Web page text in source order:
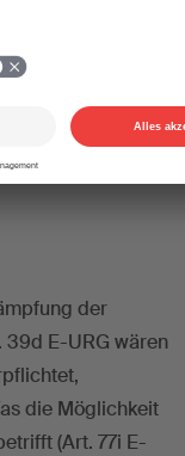
damit
der
39d E-URG wären
die Möglichkeit
(Art. 77i E-